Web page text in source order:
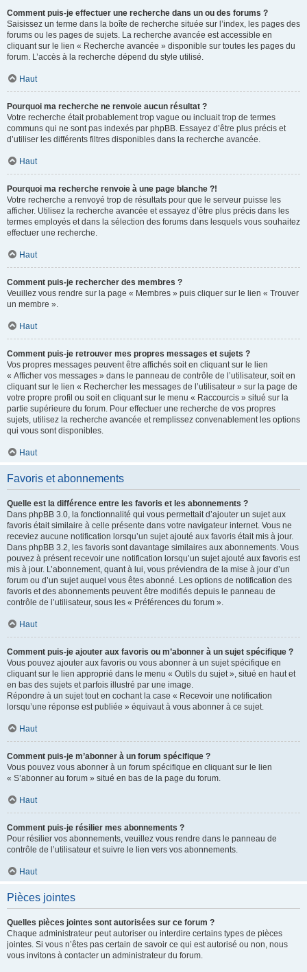
Comment puis-je effectuer une recherche dans un ou des forums ?
Saisissez un terme dans la boîte de recherche située sur l’index, les pages des
forums ou les pages de sujets. La recherche avancée est accessible en
cliquant sur le lien « Recherche avancée » disponible sur toutes les pages du
forum. L’accès à la recherche dépend du style utilisé.
Haut
Pourquoi ma recherche ne renvoie aucun résultat ?
Votre recherche était probablement trop vague ou incluait trop de termes
communs qui ne sont pas indexés par phpBB. Essayez d’être plus précis et
d’utiliser les différents filtres disponibles dans la recherche avancée.
Haut
Pourquoi ma recherche renvoie à une page blanche ?!
Votre recherche a renvoyé trop de résultats pour que le serveur puisse les
afficher. Utilisez la recherche avancée et essayez d’être plus précis dans les
termes employés et dans la sélection des forums dans lesquels vous souhaitez
effectuer une recherche.
Haut
Comment puis-je rechercher des membres ?
Veuillez vous rendre sur la page « Membres » puis cliquer sur le lien « Trouver
un membre ».
Haut
Comment puis-je retrouver mes propres messages et sujets ?
Vos propres messages peuvent être affichés soit en cliquant sur le lien
« Afficher vos messages » dans le panneau de contrôle de l’utilisateur, soit en
cliquant sur le lien « Rechercher les messages de l’utilisateur » sur la page de
votre propre profil ou soit en cliquant sur le menu « Raccourcis » situé sur la
partie supérieure du forum. Pour effectuer une recherche de vos propres
sujets, utilisez la recherche avancée et remplissez convenablement les options
qui vous sont disponibles.
Haut
Favoris et abonnements
Quelle est la différence entre les favoris et les abonnements ?
Dans phpBB 3.0, la fonctionnalité qui vous permettait d’ajouter un sujet aux
favoris était similaire à celle présente dans votre navigateur internet. Vous ne
receviez aucune notification lorsqu’un sujet ajouté aux favoris était mis à jour.
Dans phpBB 3.2, les favoris sont davantage similaires aux abonnements. Vous
pouvez à présent recevoir une notification lorsqu’un sujet ajouté aux favoris est
mis à jour. L’abonnement, quant à lui, vous préviendra de la mise à jour d’un
forum ou d’un sujet auquel vous êtes abonné. Les options de notification des
favoris et des abonnements peuvent être modifiés depuis le panneau de
contrôle de l’utilisateur, sous les « Préférences du forum ».
Haut
Comment puis-je ajouter aux favoris ou m’abonner à un sujet spécifique ?
Vous pouvez ajouter aux favoris ou vous abonner à un sujet spécifique en
cliquant sur le lien approprié dans le menu « Outils du sujet », situé en haut et
en bas des sujets et parfois illustré par une image.
Répondre à un sujet tout en cochant la case « Recevoir une notification
lorsqu’une réponse est publiée » équivaut à vous abonner à ce sujet.
Haut
Comment puis-je m’abonner à un forum spécifique ?
Vous pouvez vous abonner à un forum spécifique en cliquant sur le lien
« S’abonner au forum » situé en bas de la page du forum.
Haut
Comment puis-je résilier mes abonnements ?
Pour résilier vos abonnements, veuillez vous rendre dans le panneau de
contrôle de l’utilisateur et suivre le lien vers vos abonnements.
Haut
Pièces jointes
Quelles pièces jointes sont autorisées sur ce forum ?
Chaque administrateur peut autoriser ou interdire certains types de pièces
jointes. Si vous n’êtes pas certain de savoir ce qui est autorisé ou non, nous
vous invitons à contacter un administrateur du forum.